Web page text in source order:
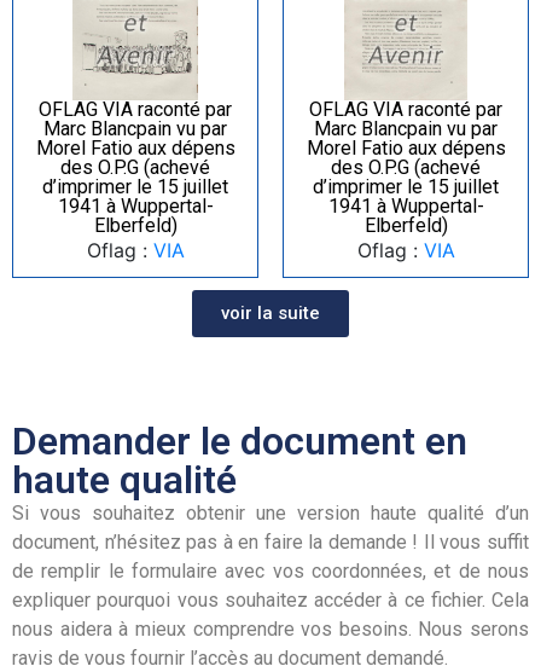
OFLAG VIA raconté par
Marc Blancpain vu par
Morel Fatio aux dépens
des O.P.G (achevé
d’imprimer le 15 juillet
1941 à Wuppertal-
Elberfeld)
Oflag : VIA
OFLAG VIA raconté par
Marc Blancpain vu par
Morel Fatio aux dépens
des O.P.G (achevé
d’imprimer le 15 juillet
1941 à Wuppertal-
Elberfeld)
Oflag : VIA
voir la suite
Demander le document en
haute qualité
Si vous souhaitez obtenir une version haute qualité d’un
document, n’hésitez pas à en faire la demande ! Il vous suffit
de remplir le formulaire avec vos coordonnées, et de nous
expliquer pourquoi vous souhaitez accéder à ce fichier. Cela
nous aidera à mieux comprendre vos besoins. Nous serons
ravis de vous fournir l’accès au document demandé.